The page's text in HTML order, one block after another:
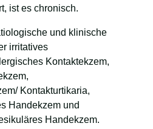
ist es chronisch.
und klinische
irritatives
Kontaktekzem,
Kontakturtikaria,
Handekzem und
Handekzem.